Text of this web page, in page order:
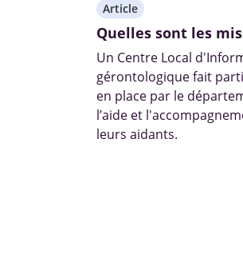
Article
Quelles sont les
Un Centre Local
gérontologique fait
en place par le
l’aide et
leurs aidants.